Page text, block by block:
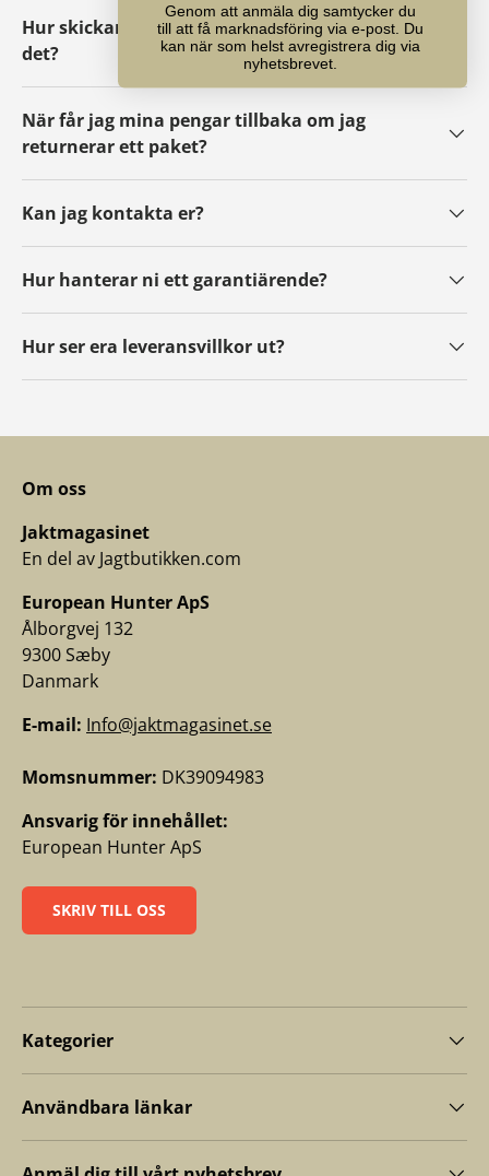
Hur skickar jag tillbaka ett paket eller byter
det?
När får jag mina pengar tillbaka om jag
returnerar ett paket?
Kan jag kontakta er?
Hur hanterar ni ett garantiärende?
Hur ser era leveransvillkor ut?
Om oss
Jaktmagasinet
En del av Jagtbutikken.com
European Hunter ApS
Ålborgvej 132
9300 Sæby
Danmark
E-mail: Info@jaktmagasinet.se
Momsnummer: DK39094983
Ansvarig för innehållet:
European Hunter ApS
SKRIV TILL OSS
Kategorier
Användbara länkar
Genom att anmäla dig samtycker du
till att få marknadsföring via e-post. Du
kan när som helst avregistrera dig via
nyhetsbrevet.